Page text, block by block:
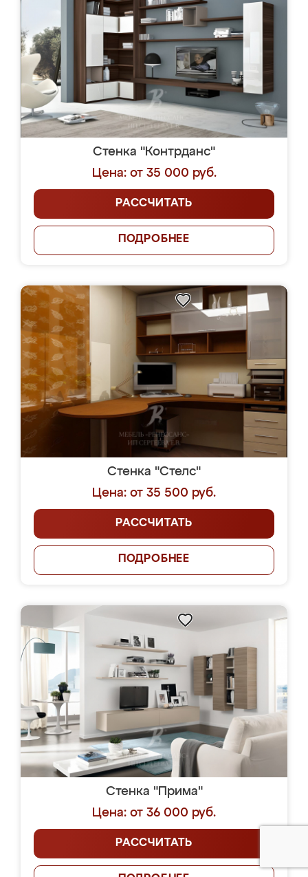
Стенка "Контрданс"
Цена: от 35 000 руб.
РАССЧИТАТЬ
ПОДРОБНЕЕ
Стенка "Стелс"
Цена: от 35 500 руб.
РАССЧИТАТЬ
ПОДРОБНЕЕ
Стенка "Прима"
Цена: от 36 000 руб.
РАССЧИТАТЬ